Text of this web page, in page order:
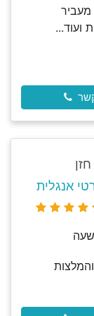
מעביר
ועוד...
אנגלית